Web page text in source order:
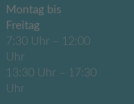
Montag bis
Freitag
7:30 Uhr – 12:00
Uhr
13:30 Uhr – 17:30
Uhr